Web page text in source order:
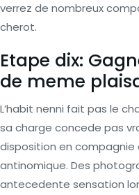
verrez de nombreux
cherot.
Etape dix:
de meme
L’habit nenni fait pas le
sa charge concede pas
disposition en compagnie
antinomique. Des
antecedente sensation